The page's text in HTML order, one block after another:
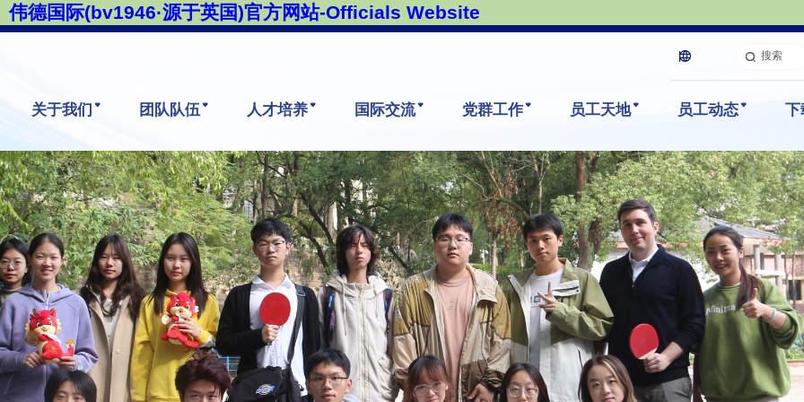
伟德国际(bv1946·源于英国)官方网站-Officials Website
搜索
关于我们 团队队伍 人才培养 国际交流 党群工作 员工天地 员工动态 下